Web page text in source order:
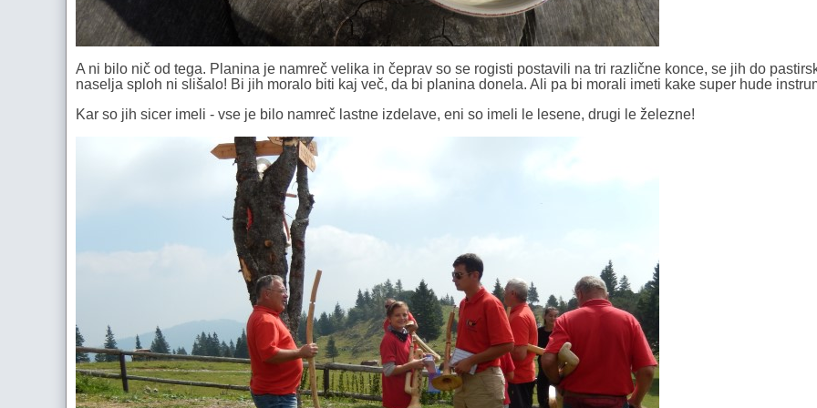
A ni bilo nič od tega. Planina je namreč velika in čeprav so se rogisti postavili na tri različne konce, se jih do
naselja sploh ni slišalo! Bi jih moralo biti kaj več, da bi planina donela. Ali pa bi morali imeti kake super hude
Kar so jih sicer imeli - vse je bilo namreč lastne izdelave, eni so imeli le lesene, drugi le železne!